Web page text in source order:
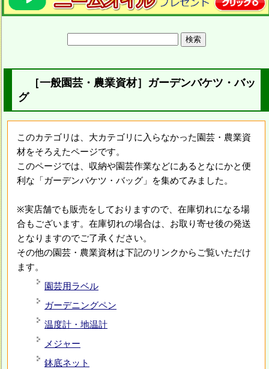
［一般園芸・農業資材］ガーデンバケツ・バッ
グ
このカテゴリは、大カテゴリに入らなかった園芸・農業資
材をそろえたページです。
このページでは、収納や園芸作業などにあるとなにかと便
利な「ガーデンバケツ・バッグ」を集めてみました。
※実店舗でも販売をしておりますので、在庫切れになる場
合もございます。在庫切れの場合は、お取り寄せ後の発送
となりますのでご了承ください。
その他の園芸・農業資材は下記のリンクからご覧いただけ
ます。
園芸用ラベル
ガーデニングペン
温度計・地温計
メジャー
鉢底ネット